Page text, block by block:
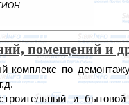
помещений и
комплекс по
и